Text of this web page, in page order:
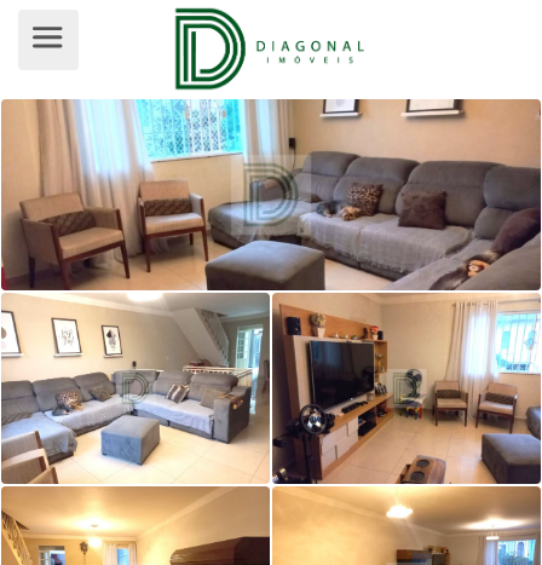
SOBRADO PARA VENDA, JARDIM